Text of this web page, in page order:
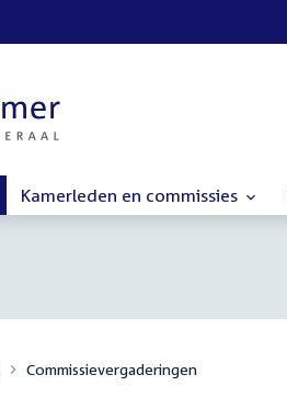
Kamerleden en commissies
Commissievergaderingen